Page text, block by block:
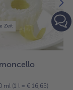
Zeit
ml (1 l = € 16,65)